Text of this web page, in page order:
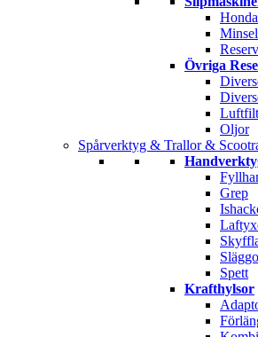
Övriga
Oljor
Spårverktyg & Trallor &
Grep
Spett
Krafthylsor